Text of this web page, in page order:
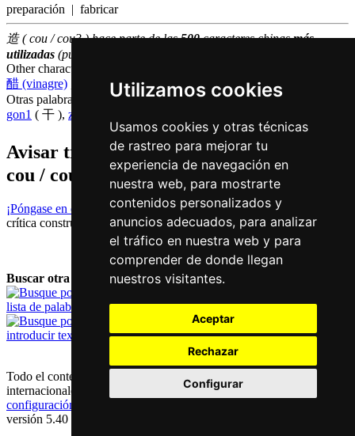
Utilizamos cookies
Usamos cookies y otras técnicas
de rastreo para mejorar tu
experiencia de navegación en
nuestra web, para mostrarte
contenidos personalizados y
anuncios adecuados, para analizar
el tráfico en nuestra web y para
comprender de donde llegan
nuestros visitantes.
Aceptar
Rechazar
Configurar
preparación | fabricar
造 ( cou / cou3 ) hace parte de las500caracteres chinasmás
utilizadas (puesto número
Other characters that are pronounced
醋 (vinagre)
燥 (seco), 澡 (baño)
Otras palabras que también significanhacer en chino
gon1 ( 干 ), zok3
Avisar traduccion falsa o faltante de
cou / cou3 )
¡Póngase en contacto con nosotros!Le agradecemos su feedback y
crítica constructiva.
Buscar otra palabra:
lista de palabras
introducir texto
Todo el contenido está protegido por derechos de autor alemánes e
internacionales |
contacto y aviso legal|declaración de privacidad
configuración de los cookies
versión 5.40 / última puesta al día: 2023-07-14